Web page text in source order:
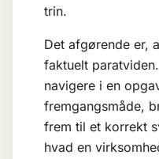
trin.
Det afgørende er,
faktuelt
navigere i en
fremgangsmåde,
frem til et korrekt
hvad en